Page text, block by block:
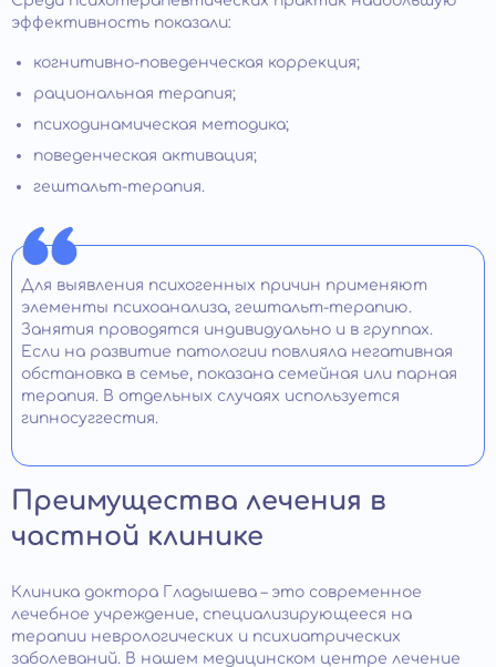
эффективность показали:
когнитивно-поведенческая коррекция;
рациональная терапия;
психодинамическая методика;
поведенческая активация;
гештальт-терапия.
Для выявления психогенных причин применяют
элементы психоанализа, гештальт-терапию.
Занятия проводятся индивидуально и в группах.
Если на развитие патологии повлияла негативная
обстановка в семье, показана семейная или парная
терапия. В отдельных случаях используется
гипносуггестия.
Преимущества лечения в
частной клинике
Клиника доктора Гладышева – это современное
лечебное учреждение, специализирующееся на
терапии неврологических и психиатрических
заболеваний. В нашем медицинском центре лечение